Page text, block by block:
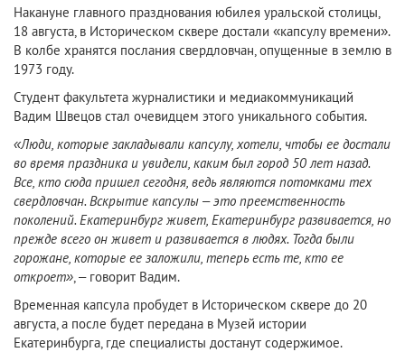
Накануне главного празднования юбилея уральской столицы,
18 августа, в Историческом сквере достали «капсулу времени».
В колбе хранятся послания свердловчан, опущенные в землю в
1973 году.
Студент факультета журналистики и медиакоммуникаций
Вадим Швецов стал очевидцем этого уникального события.
«Люди, которые закладывали капсулу, хотели, чтобы ее достали
во время праздника и увидели, каким был город 50 лет назад.
Все, кто сюда пришел сегодня, ведь являются потомками тех
свердловчан. Вскрытие капсулы – это преемственность
поколений. Екатеринбург живет, Екатеринбург развивается, но
прежде всего он живет и развивается в людях. Тогда были
горожане, которые ее заложили, теперь есть те, кто ее
откроет» , – говорит Вадим.
Временная капсула пробудет в Историческом сквере до 20
августа, а после будет передана в Музей истории
Екатеринбурга, где специалисты достанут содержимое.